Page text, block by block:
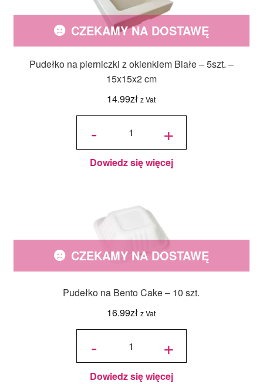
Pudełko na pierniczki z okienkiem Białe – 5szt. –
15x15x2 cm
14.99zł z Vat
CZEKAMY NA DOSTAWĘ
-
ilość
pierniczki
z
okienkiem
Białe -
5szt. -
cm
+
Dowiedz się więcej
Pudełko na Bento Cake – 10 szt.
16.99zł z Vat
CZEKAMY NA DOSTAWĘ
-
ilość
Bento
Cake -
10 szt. +
Dowiedz się więcej